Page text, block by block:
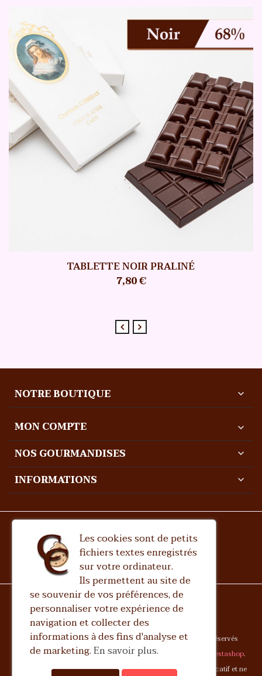
TABLETTE NOIR PRALINÉ
7,80 €
NOTRE BOUTIQUE expand_more
MON COMPTE expand_more
NOS GOURMANDISES expand_more
INFORMATIONS expand_more
Copyright 2023Chocolaterie Charlotte CordayTous droits réservés
Le site est développé parArt-Culture-France Prestashop.
Toutes les images présentes sur ce site sont fournies à titre indicatif et ne
Les cookies sont de petits
fichiers textes enregistrés
sur votre ordinateur.
Ils permettent au site de
se souvenir de vos préférences, de
personnaliser votre expérience de
navigation et collecter des
informations à des fins d'analyse et
de marketing.En savoir plus.